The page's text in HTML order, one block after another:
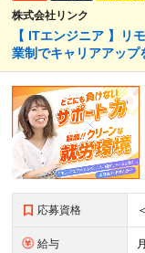
株式会社リンク
【 ITエンジニア 】リ
業制でキャリアアップ
応募資格
給与